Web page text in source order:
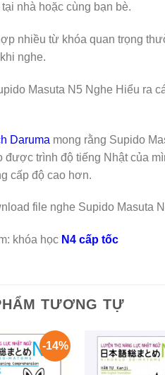
nhà hoặc cùng bạn bè.
nhiều từ khóa quan trọng
nghe.
Masuta N5 Nghe Hiểu ra
Daruma mong rằng Supido
được trình độ tiếng Nhật của
cấp độ cao hơn.
file nghe Supido Masuta
khóa học N4 cấp tốc
TƯƠNG TỰ
-14%